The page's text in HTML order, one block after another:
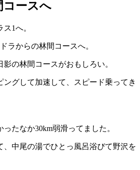
コースへ
1へ。
ラからの林間コースへ。
の林間コースがおもしろい。
ングして加速して、スピード乗ってき
たなか30km弱滑ってました。
、中尾の湯でひとっ風呂浴びて野沢を